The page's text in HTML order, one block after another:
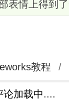
表情上得到
教程 /
论加载中....